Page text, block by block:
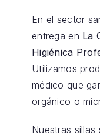
En el sector
entrega en La
Higiénica
Utilizamos
médico que
orgánico o
Nuestras